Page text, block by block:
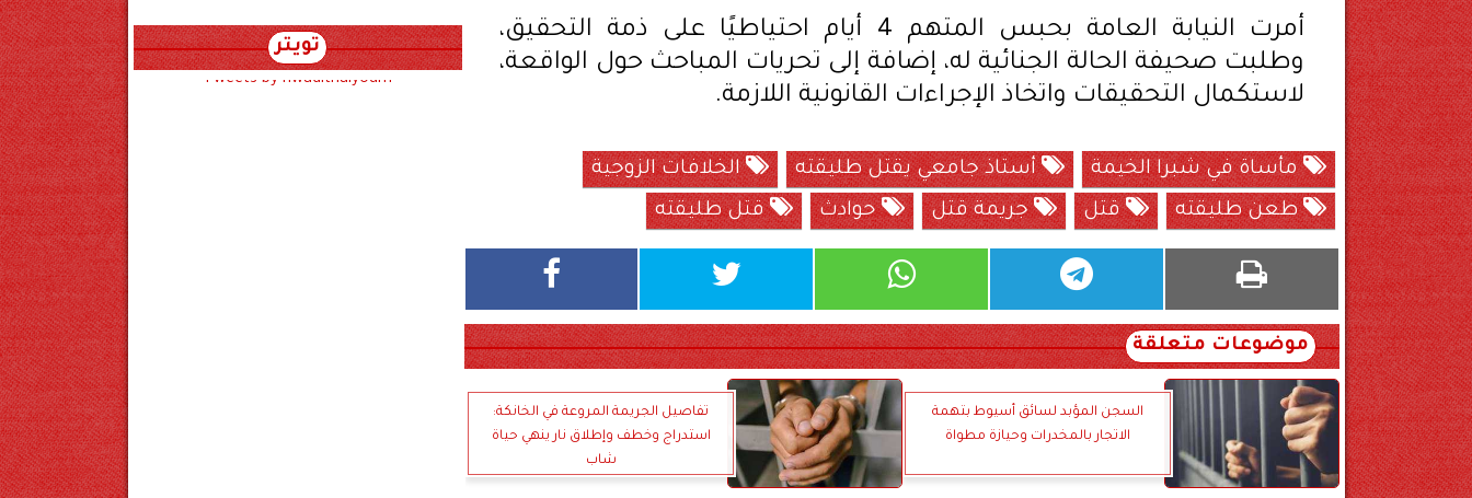
أمرت النيابة العامة بحبس المتهم 4 أيام احتياطيًا على ذمة التحقيق،
وطلبت صحيفة الحالة الجنائية له، إضافة إلى تحريات المباحث حول الواقعة،
لاستكمال التحقيقات واتخاذ الإجراءات القانونية اللازمة.
مأساة في شبرا الخيمة أستاذ جامعي يقتل طليقته
الخلافات الزوجية
طعن طليقته
قتل جريمة قتل حوادث قتل طليقته
موضوعات متعلقة
السجن المؤبد لسائق أسيوط بتهمة
الاتجار بالمخدرات وحيازة مطواة
تفاصيل الجريمة المروعة في الخانكة:
استدراج وخطف وإطلاق نار ينهي حياة
شاب
تويتر
Tweets by hwadithalyoum